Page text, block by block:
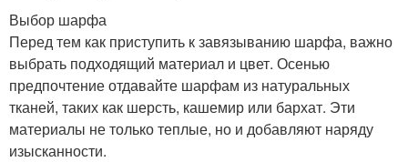
Выбор шарфа
Перед тем как приступить к завязыванию шарфа, важно
выбрать подходящий материал и цвет. Осенью
предпочтение отдавайте шарфам из натуральных
тканей, таких как шерсть, кашемир или бархат. Эти
материалы не только теплые, но и добавляют наряду
изысканности.